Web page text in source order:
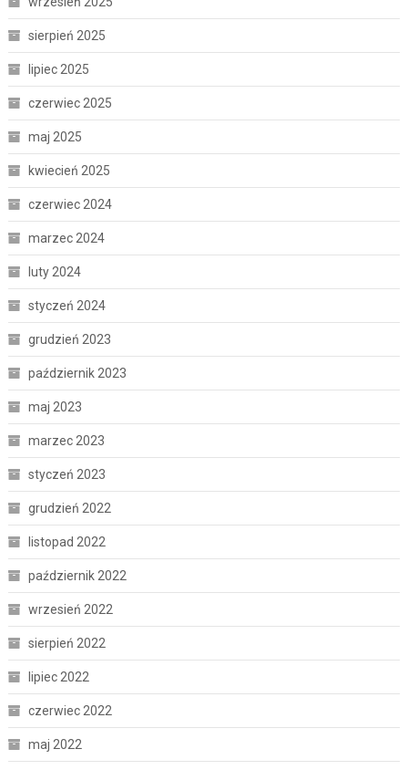
sierpień 2025
lipiec 2025
czerwiec 2025
maj 2025
kwiecień 2025
czerwiec 2024
marzec 2024
luty 2024
styczeń 2024
grudzień 2023
październik 2023
maj 2023
marzec 2023
styczeń 2023
grudzień 2022
listopad 2022
październik 2022
wrzesień 2022
sierpień 2022
lipiec 2022
czerwiec 2022
maj 2022